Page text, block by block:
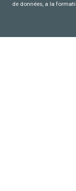
de données, a la